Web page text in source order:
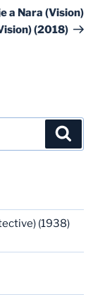
a Nara (Vision)
(2018)
(1938)